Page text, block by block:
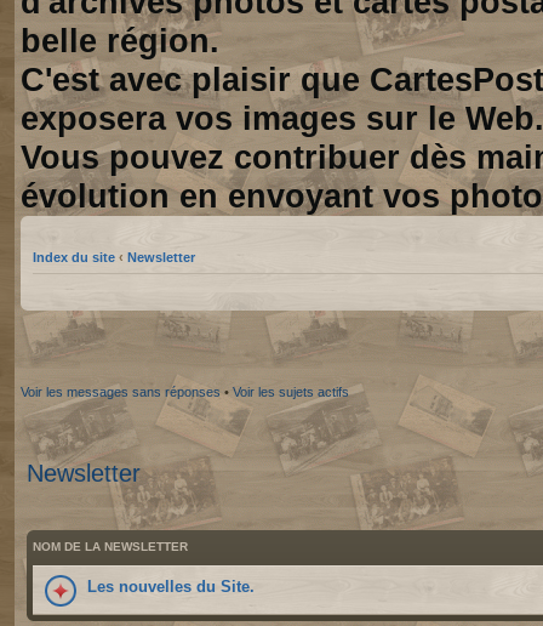
belle région.
C'est avec plaisir que
exposera vos images sur le Web.
Vous pouvez contribuer dès
évolution en envoyant vos
Index du site ‹ Newsletter
Voir les messages sans réponses • Voir les sujets actifs
Newsletter
NOM DE LA NEWSLETTER
Les nouvelles du Site.